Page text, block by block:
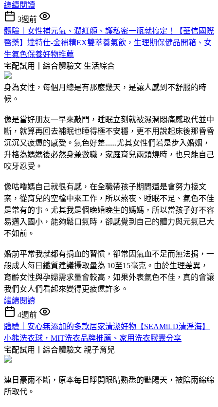
繼續閱讀
3週前
體驗｜女性補元氣、潤紅顏、護私密一瓶就搞定！【華信國際
醫藥】達特仕-金補精EX雙萃養氣飲，生理期保健品開箱、女
生氣色保養好物推薦
宅配試用丨綜合體驗文 生活綜合
身為女性，每個月總是有那麼幾天，是讓人感到不舒服的時
候。
像是當好朋友一早來敲門，睡眠立刻就被濕潤悶痛感取代並中
斷，就算再回去補眠也睡得極不安穩，更不用說起床後那昏昏
沉沉又疲憊的感受。氣色好差......尤其女性們若是步入婚姻，
升格為媽媽後必然身兼數職，家庭育兒兩頭燒時，也只能自己
咬牙忍受。
像咕嚕媽自己就很有感，在全職帶孩子期間還是會努力接文
案，從育兒的空檔中來工作，所以熬夜、睡眠不足、氣色不佳
是常有的事。尤其我是個晚婚晚生的媽媽，所以當孩子好不容
易邁入國小，能夠鬆口氣時，卻感覺到自己的體力與元氣已大
不如前。
婚前平常我就都有捐血的習慣，卻常因氣血不足而無法捐，一
般成人每日鐵質建議攝取量為 10至15毫克。由於生理差異，
育齡女性與孕婦需求量會較高，如果外表氣色不佳，真的會讓
我們女人們看起來變得更疲憊許多。
繼續閱讀
4週前
體驗｜安心無添加的多款居家清潔好物【SEAMiLD清淨海】
小熊洗衣球，MIT洗衣品牌推薦、家用洗衣膠囊分享
宅配試用丨綜合體驗文 親子育兒
連日豪雨不斷，原本每日睜開眼睛熟悉的豔陽天，被陰雨綿綿
所取代。